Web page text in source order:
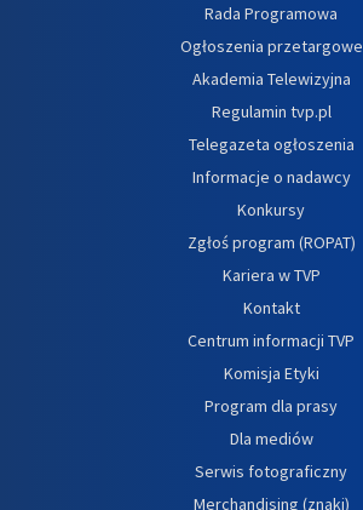
Rada Programowa
Ogłoszenia przetargowe
Akademia Telewizyjna
Regulamin tvp.pl
Telegazeta ogłoszenia
Informacje o nadawcy
Konkursy
Zgłoś program (ROPAT)
Kariera w TVP
Kontakt
Centrum informacji TVP
Komisja Etyki
Program dla prasy
Dla mediów
Serwis fotograficzny
Merchandising (znaki)